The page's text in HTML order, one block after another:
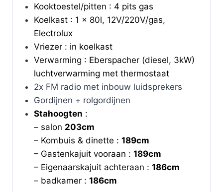
Kooktoestel/pitten : 4 pits gas
Koelkast : 1 x 80l, 12V/220V/gas,
Electrolux
Vriezer : in koelkast
Verwarming : Eberspacher (diesel, 3kW)
luchtverwarming met thermostaat
2x FM radio met inbouw luidsprekers
Gordijnen + rolgordijnen
Stahoogten :
– salon 203cm
– Kombuis & dinette : 189cm
– Gastenkajuit vooraan : 189cm
– Eigenaarskajuit achteraan : 186cm
– badkamer : 186cm